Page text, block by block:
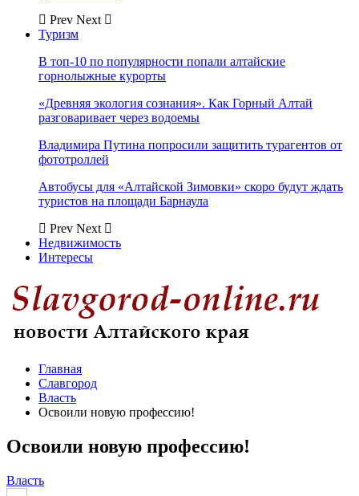
Prev Next
Туризм
В топ-10 по популярности попали алтайские
горнолыжные курорты
«Древняя экология сознания». Как Горный Алтай
разговаривает через водоемы
Владимира Путина попросили защитить турагентов от
фототроллей
Автобусы для «Алтайской Зимовки» скоро будут ждать
туристов на площади Барнаула
Prev Next
Недвижимость
Интересы
Главная
Славгород
Власть
Освоили новую профессию!
Освоили новую профессию!
Власть